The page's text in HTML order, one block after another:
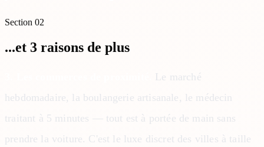
Section 02
...et 3 raisons de plus
Le marché
hebdomadaire, la boulangerie artisanale, le médecin
traitant à 5 minutes — tout est à portée de main sans
prendre la voiture. C'est le luxe discret des villes à taille